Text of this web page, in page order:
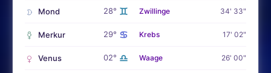
Mond 28° ♊ Zwillinge 34' 33"
Merkur 29° ♋ Krebs 17' 02"
Venus 02° ♎ Waage 26' 00"